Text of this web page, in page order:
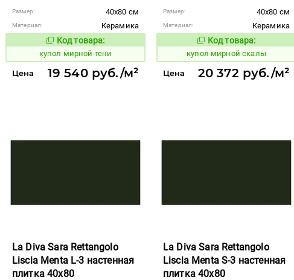
Размер: 40x80 см
Материал:
Керамика
Код товара:
850978 Код товара:
купол мирной тени
Цена 19 540 руб./м²
Размер: 40x80 см
Материал:
Керамика
Код товара:
850966 Код товара:
купол мирной скалы
Цена 20 372 руб./м²
La Diva Sara Rettangolo
Liscia Menta L-3 настенная
плитка 40x80
La Diva Sara Rettangolo
Liscia Menta S-3 настенная
плитка 40x80